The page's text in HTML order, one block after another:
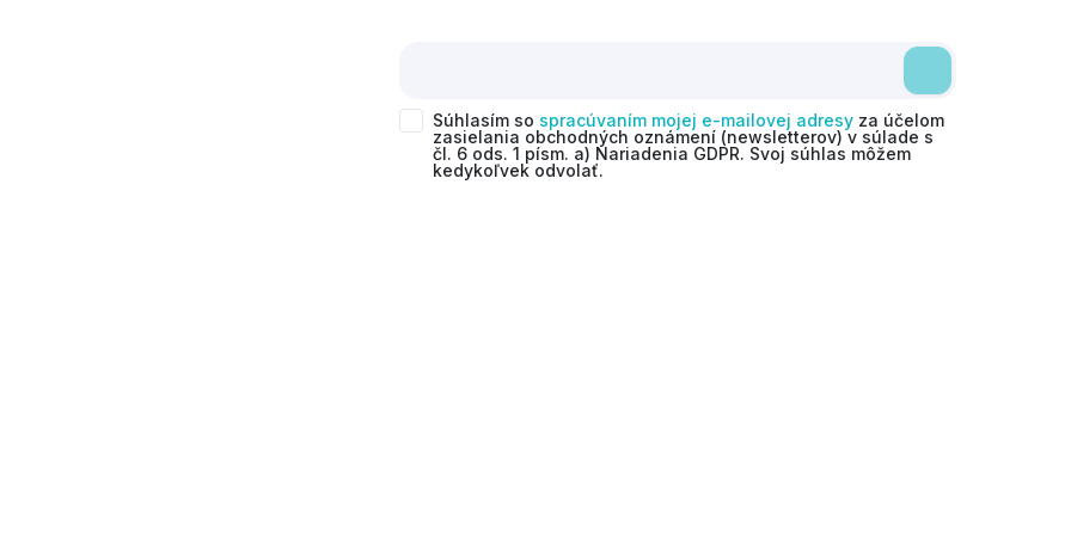
Súhlasím so spracúvaním mojej e-mailovej adresy za účelom
zasielania obchodných oznámení (newsletterov) v súlade s
čl. 6 ods. 1 písm. a) Nariadenia GDPR. Svoj súhlas môžem
kedykoľvek odvolať.